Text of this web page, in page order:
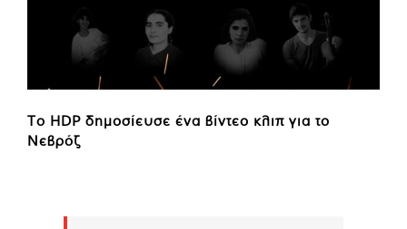
Το HDP δημοσίευσε ένα βίντεο κλιπ για το
Νεβρόζ